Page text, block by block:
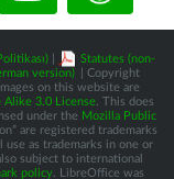
Statutes (non-
version)
| Copyright
on this website are
Alike 3.0 License. This does
under the Mozilla Public
are registered trademarks
as trademarks in one or
subject to international
policy. LibreOffice was